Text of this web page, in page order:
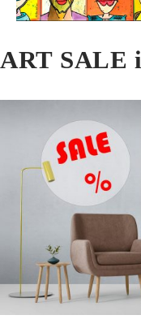
ART SALE